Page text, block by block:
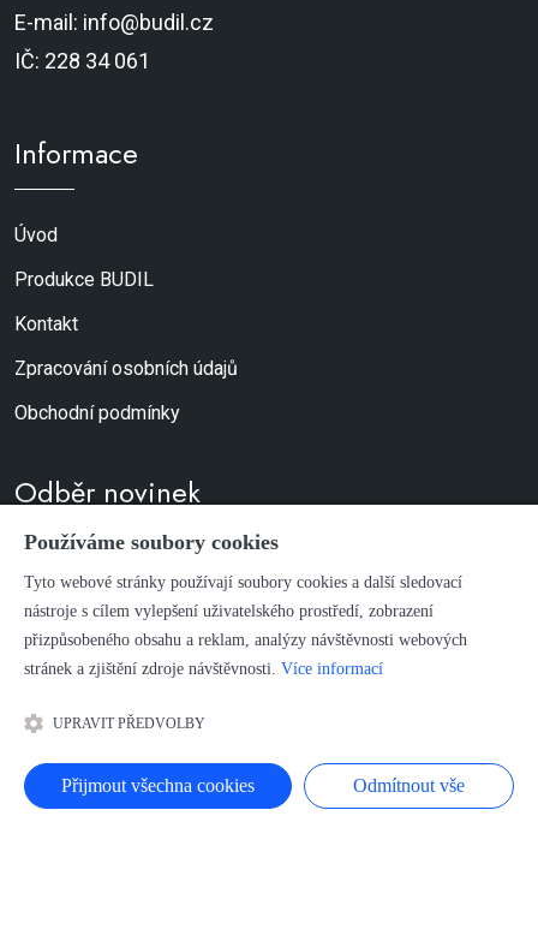
E-mail: info@budil.cz
IČ: 228 34 061
Informace
Úvod
Produkce BUDIL
Kontakt
Zpracování osobních údajů
Obchodní podmínky
Odběr novinek
Nebojte, nerozesíláme spamy.
PŘIHLÁSIT
Používáme soubory cookies
Tyto webové stránky používají soubory cookies a další sledovací
nástroje s cílem vylepšení uživatelského prostředí, zobrazení
přizpůsobeného obsahu a reklam, analýzy návštěvnosti webových
stránek a zjištění zdroje návštěvnosti. Více informací
UPRAVIT PŘEDVOLBY
Přijmout všechna cookies Odmítnout vše